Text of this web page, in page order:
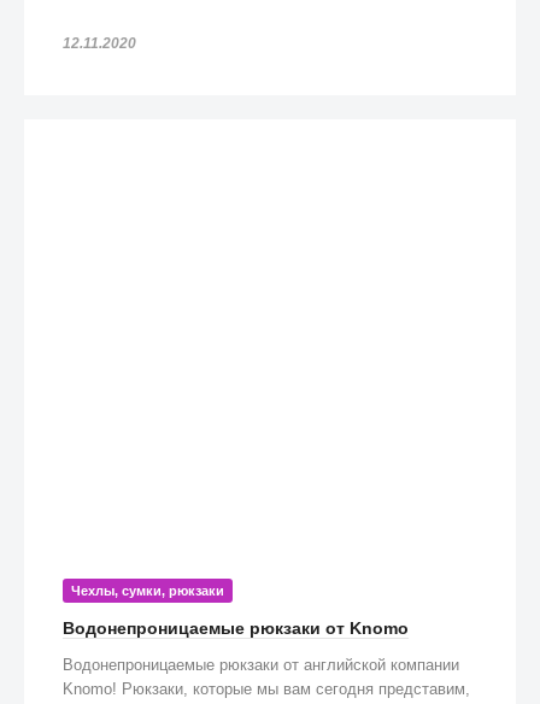
12.11.2020
Чехлы, сумки, рюкзаки
Водонепроницаемые рюкзаки от Knomo
Водонепроницаемые рюкзаки от английской компании
Knomo! Рюкзаки, которые мы вам сегодня представим,